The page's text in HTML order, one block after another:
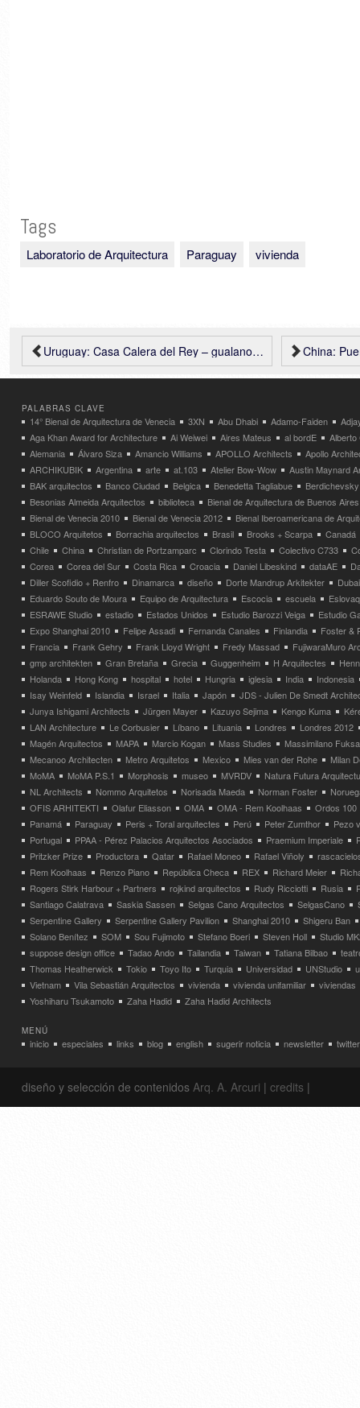
Tags
Laboratorio de Arquitectura Paraguay vivienda
China:
Uruguay: Casa Calera del Rey – gualano + gualano arquitectos
PALABRAS CLAVE
14° Bienal de Arquitectura de Venecia 3XN Abu Dhabi Adamo-Faiden
Aga Khan Award for Architecture
Ai Weiwei Aires Mateus al bordE
Alberto
Alemania
Álvaro Siza Amancio Williams APOLLO Architects
Apollo
ARCHIKUBIK
Argentina arte at.103 Atelier Bow-Wow
Austin Maynard
BAK arquitectos
Banco Ciudad Belgica Benedetta Tagliabue
Besonias Almeida Arquitectos
biblioteca
Bienal de Arquitectura de Buenos Aires
Bienal de Venecia 2010
Bienal de Venecia 2012
Bienal Iberoamericana de
BLOCO Arquitetos
Borrachia arquitectos Brasil Brooks + Scarpa
Canadá
Chile
China Christian de Portzamparc Clorindo Testa Colectivo C733
Corea
Corea del Sur Costa Rica Croacia Daniel Libeskind dataAE
Diller Scofidio + Renfro
Dinamarca diseño Dorte Mandrup Arkitekter
Dubai
Eduardo Souto de Moura
Equipo de Arquitectura Escocia escuela
ESRAWE Studio
estadio Estados Unidos Estudio Barozzi Veiga
Estudio
Expo Shanghai 2010
Felipe Assadi Fernanda Canales Finlandia
Foster &
Francia
Frank Gehry Frank Lloyd Wright Fredy Massad
FujiwaraMuro
gmp architekten
Gran Bretaña Grecia Guggenheim H Arquitectes
Holanda
Hong Kong hospital hotel Hungria iglesia India
Indonesia
Isay Weinfeld
Islandia Israel Italia Japón
JDS - Julien De Smedt
Junya Ishigami Architects
Jürgen Mayer Kazuyo Sejima Kengo Kuma
LAN Architecture
Le Corbusier Líbano Lituania Londres
Londres 2012
Magén Arquitectos
MAPA Marcio Kogan Mass Studies
Massimilano
Mecanoo Architecten
Metro Arquitetos Mexico Mies van der Rohe
Milan
MoMA
MoMA P.S.1 Morphosis museo MVRDV
Natura Futura
NL Architects
Nommo Arquitetos Norisada Maeda Norman Foster
OFIS ARHITEKTI
Olafur Eliasson OMA OMA - Rem Koolhaas
Ordos 100
Panamá
Paraguay Peris + Toral arquitectes Perú Peter Zumthor
Pezo
Portugal
PPAA - Pérez Palacios Arquitectos Asociados Praemium Imperiale
Pritzker Prize
Productora Qatar Rafael Moneo Rafael Viñoly
Rem Koolhaas
Renzo Piano República Checa REX Richard Meier
Rogers Stirk Harbour + Partners
rojkind arquitectos Rudy Ricciotti Rusia
Santiago Calatrava
Saskia Sassen Selgas Cano Arquitectos SelgasCano
Serpentine Gallery
Serpentine Gallery Pavilion Shanghai 2010
Shigeru Ban
Solano Benítez
SOM Sou Fujimoto Stefano Boeri Steven Holl
Studio
suppose design office
Tadao Ando Tailandia Taiwan Tatiana Bilbao
Thomas Heatherwick
Tokio Toyo Ito Turquia Universidad UNStudio
Vietnam
Vila Sebastián Arquitectos vivienda vivienda unifamiliar
viviendas
Yoshiharu Tsukamoto
Zaha Hadid Zaha Hadid Architects
MENÚ
inicio especiales links blog english sugerir noticia newsletter twitter
diseño y selección de contenidos Arq. A. Arcuri | credits |